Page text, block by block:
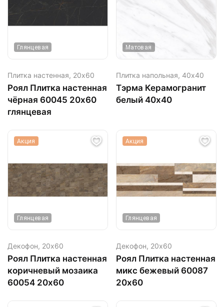
Глянцевая
Плитка настенная, 20х60
Роял Плитка настенная
чёрная 60045 20х60
глянцевая
Матовая
Плитка напольная, 40х40
Тэрма Керамогранит
белый 40х40
Акция
Глянцевая
Декофон, 20х60
Роял Плитка настенная
коричневый мозаика
60054 20х60
Акция
Глянцевая
Декофон, 20х60
Роял Плитка настенная
микс бежевый 60087
20х60